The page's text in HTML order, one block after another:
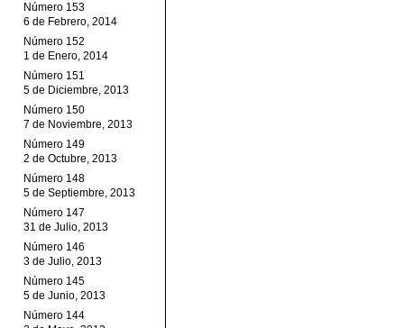
Número 153
6 de Febrero, 2014
Número 152
1 de Enero, 2014
Número 151
5 de Diciembre, 2013
Número 150
7 de Noviembre, 2013
Número 149
2 de Octubre, 2013
Número 148
5 de Septiembre, 2013
Número 147
31 de Julio, 2013
Número 146
3 de Julio, 2013
Número 145
5 de Junio, 2013
Número 144